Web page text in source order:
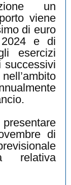
un
viene
di euro
2024 e di
esercizi
successivi
di
relativa